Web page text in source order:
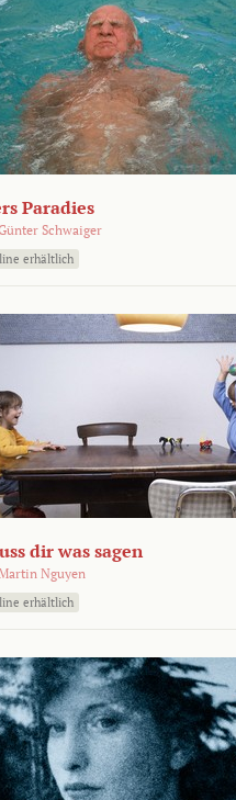
Paradies
Schwaiger
erhältlich
dir was sagen
Nguyen
erhältlich